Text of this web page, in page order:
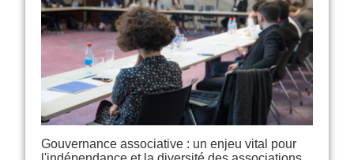
Gouvernance associative : un enjeu vital pour